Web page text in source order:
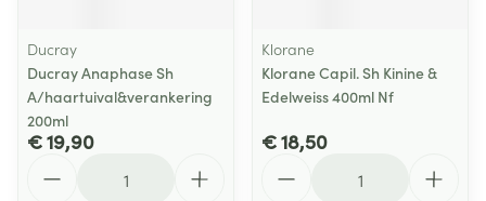
Ducray
Ducray Anaphase Sh
A/haartuival&verankering
200ml
€ 19,90
Klorane
Klorane Capil. Sh Kinine &
Edelweiss 400ml Nf
€ 18,50